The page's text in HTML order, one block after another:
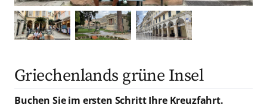
Griechenlands grüne Insel
Buchen Sie im ersten Schritt Ihre Kreuzfahrt.